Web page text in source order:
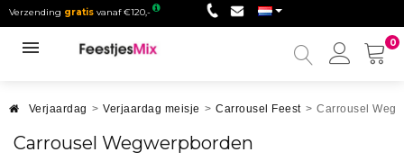
Verzending gratis vanaf €120,-
0
Mijn
Verjaardag > Verjaardag meisje > Carrousel Feest > Carrousel
Carrousel Wegwerpborden